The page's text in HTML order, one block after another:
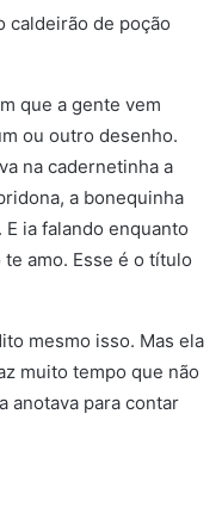
caldeirão de poção
que a gente vem
ou outro desenho.
na cadernetinha a
a bonequinha
ia falando enquanto
amo. Esse é o título
mesmo isso. Mas ela
muito tempo que não
anotava para contar